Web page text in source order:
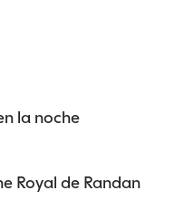
la noche
Royal de Randan